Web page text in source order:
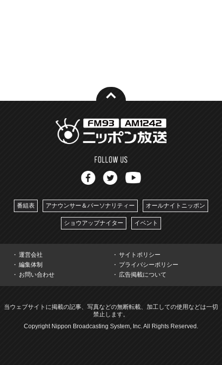
番組表 アナウンサー＆パーソナリティー オールナイトニッポン
ショウアップナイター イベント
運営会社
サイトポリシー
編集体制
プライバシーポリシー
お問い合わせ
広告掲載について
当ウェブサイトに掲載の記事、写真などの無断転載、加工しての使用などは一切
禁止します。
Copyright Nippon Broadcasting System, Inc. All Rights Reserved.